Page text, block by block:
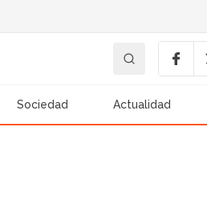
Sociedad Actualidad